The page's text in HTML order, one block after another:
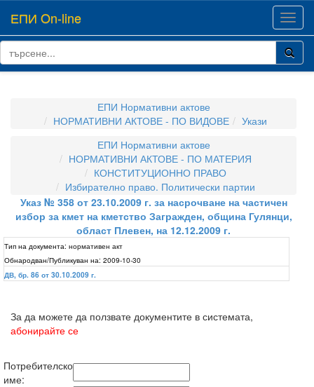
ЕПИ On-line
ЕПИ Нормативни актове
НОРМАТИВНИ АКТОВЕ - ПО ВИДОВЕ
Укази
ЕПИ Нормативни актове
НОРМАТИВНИ АКТОВЕ - ПО МАТЕРИЯ
КОНСТИТУЦИОННО ПРАВО
Избирателно право. Политически партии
Указ № 358 от 23.10.2009 г. за насрочване на частичен
избор за кмет на кметство Загражден, община Гулянци,
област Плевен, на 12.12.2009 г.
Тип на документа: нормативен акт
Обнародван/Публикуван на: 2009-10-30
ДВ, бр. 86 от 30.10.2009 г.
За да можете да ползвате документите в системата,
абонирайте се
Потребителско
име: